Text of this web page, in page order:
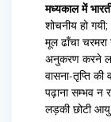
मध्यकाल में
शोचनीय हो
मूल ढाँचा
अनुकरण करने
वासना-तृप्ति
पढ़ाना सम्भव न
लड़की छोटी आयु